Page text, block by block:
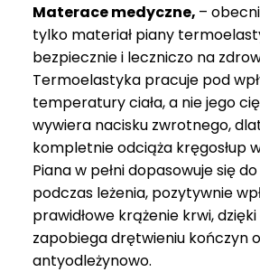
Materace medyczne, –
tylko materiał piany
bezpiecznie i leczniczo na
Termoelastyka pracuje pod
temperatury ciała, a nie jego
wywiera nacisku zwrotnego,
kompletnie odciąża kręgosłup
Piana w pełni dopasowuje się
podczas leżenia, pozytywnie
prawidłowe krążenie krwi,
zapobiega drętwieniu kończyn
antyodleżynowo.